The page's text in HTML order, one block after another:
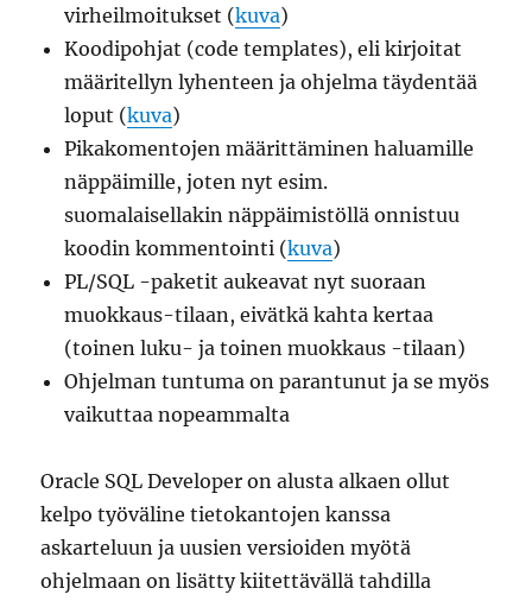
virheilmoitukset (kuva)
Koodipohjat (code templates), eli kirjoitat
määritellyn lyhenteen ja ohjelma täydentää
loput (kuva)
Pikakomentojen määrittäminen haluamille
näppäimille, joten nyt esim.
suomalaisellakin näppäimistöllä onnistuu
koodin kommentointi (kuva)
PL/SQL -paketit aukeavat nyt suoraan
muokkaus-tilaan, eivätkä kahta kertaa
(toinen luku- ja toinen muokkaus -tilaan)
Ohjelman tuntuma on parantunut ja se myös
vaikuttaa nopeammalta
Oracle SQL Developer on alusta alkaen ollut
kelpo työväline tietokantojen kanssa
askarteluun ja uusien versioiden myötä
ohjelmaan on lisätty kiitettävällä tahdilla